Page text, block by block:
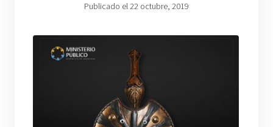
Publicado el 22 octubre, 2019